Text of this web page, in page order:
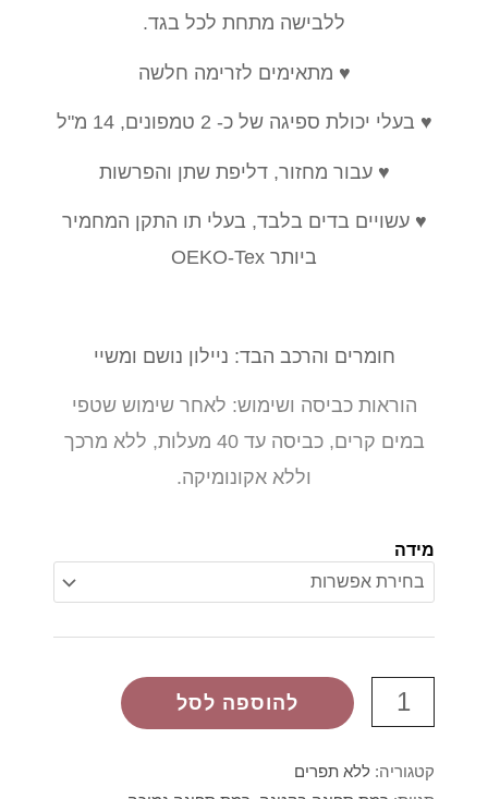
ללבישה מתחת לכל בגד.
♥ מתאימים לזרימה חלשה
♥ בעלי יכולת ספיגה של כ- 2 טמפונים, 14 מ"ל
♥ עבור מחזור, דליפת שתן והפרשות
♥ עשויים בדים בלבד, בעלי תו התקן המחמיר
ביותר OEKO-Tex
חומרים והרכב הבד: ניילון נושם ומשיי
הוראות כביסה ושימוש: לאחר שימוש שטפי
במים קרים, כביסה עד 40 מעלות, ללא מרכך
וללא אקונומיקה.
מידה
להוספה לסל
קטגוריה: ללא תפרים